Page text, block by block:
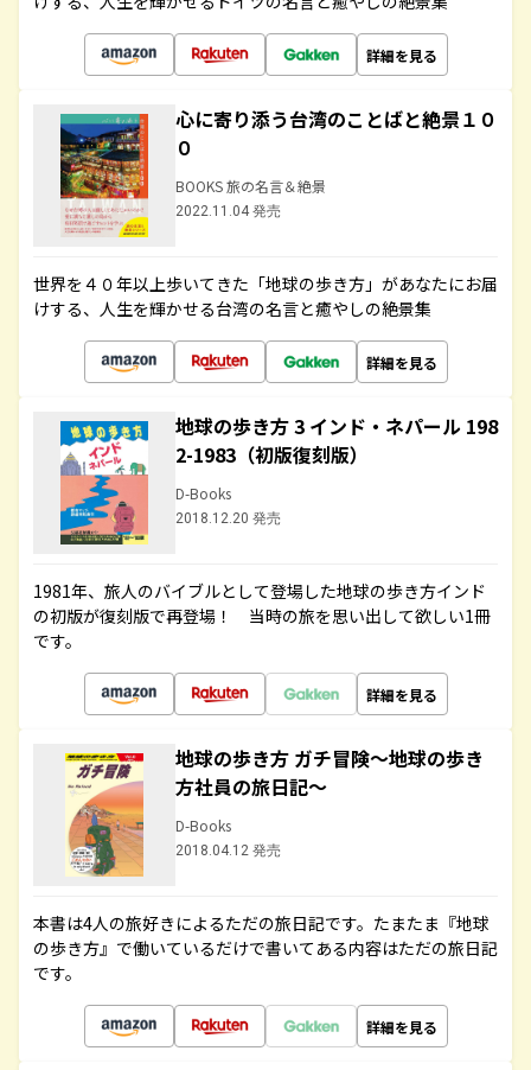
詳細を見る
心に寄り添う台湾のことばと絶景１０
０
BOOKS 旅の名言＆絶景
2022.11.04 発売
世界を４０年以上歩いてきた「地球の歩き方」があなたにお届
けする、人生を輝かせる台湾の名言と癒やしの絶景集
詳細を見る
地球の歩き方 3 インド・ネパール 198
2-1983（初版復刻版）
D-Books
2018.12.20 発売
1981年、旅人のバイブルとして登場した地球の歩き方インド
の初版が復刻版で再登場！ 当時の旅を思い出して欲しい1冊
です。
詳細を見る
地球の歩き方 ガチ冒険～地球の歩き
方社員の旅日記～
D-Books
2018.04.12 発売
本書は4人の旅好きによるただの旅日記です。たまたま『地球
の歩き方』で働いているだけで書いてある内容はただの旅日記
です。
詳細を見る